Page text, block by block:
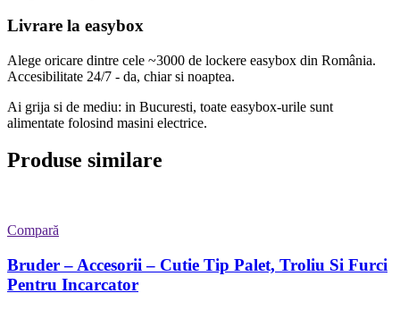
Livrare la easybox
Alege oricare dintre cele ~3000 de lockere easybox din România.
Accesibilitate 24/7 - da, chiar si noaptea.
Ai grija si de mediu: in Bucuresti, toate easybox-urile sunt
alimentate folosind masini electrice.
Produse similare
Compară
Bruder – Accesorii – Cutie Tip Palet, Troliu Si Furci
Pentru Incarcator